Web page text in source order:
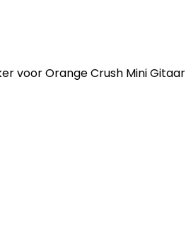
voor Orange Crush Mini Gitaar